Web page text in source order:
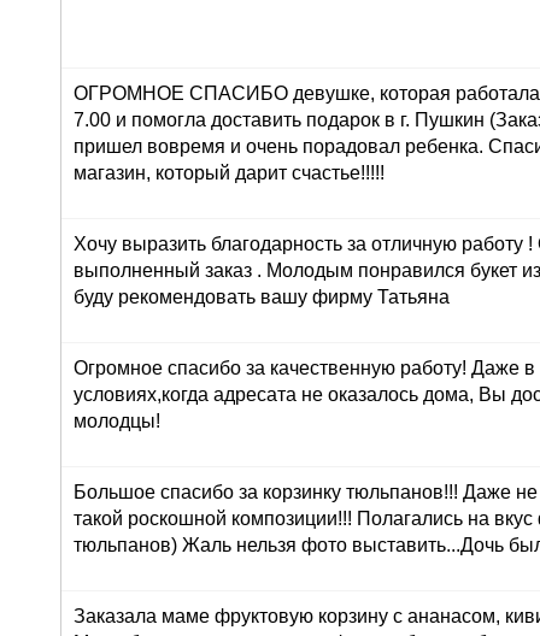
ОГРОМНОЕ СПАСИБО девушке, которая работала
7.00 и помогла доставить подарок в г. Пушкин
пришел вовремя и очень порадовал ребенка.
магазин, который дарит счастье!!!!!
Хочу выразить благодарность за отличную работу
выполненный заказ . Молодым понравился букет
буду рекомендовать вашу фирму Татьяна
Огромное спасибо за качественную работу! Даже в
условиях,когда адресата не оказалось дома, Вы
молодцы!
Большое спасибо за корзинку тюльпанов!!! Даже
такой роскошной композиции!!! Полагались на
тюльпанов) Жаль нельзя фото выставить...Дочь
Заказала маме фруктовую корзину с ананасом,